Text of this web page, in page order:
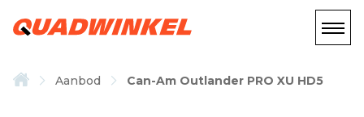
Aanbod Can-Am Outlander PRO XU HD5